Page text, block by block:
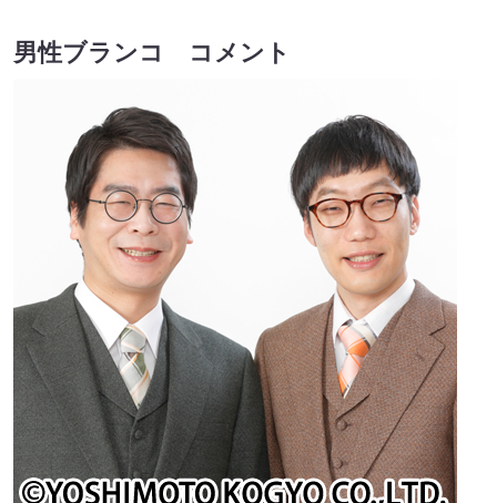
男性ブランコ コメント